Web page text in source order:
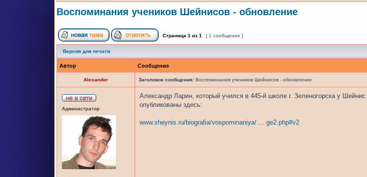
Воспоминания учеников Шейнисов - обновление
Страница 1 из 1 [ 1 сообщение ]
Версия для печати
Автор Сообщение
Alexander Заголовок сообщения: Воспоминания учеников Шейнисов - обновление
Администратор
Александр Ларин, который учился в 445-й школе г. Зеленогорска у
опубликованы здесь:
www.sheynis.ru/biografia/vospominaniya/ ... ge2.php#v2